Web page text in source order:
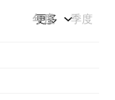
年度 季度
更多